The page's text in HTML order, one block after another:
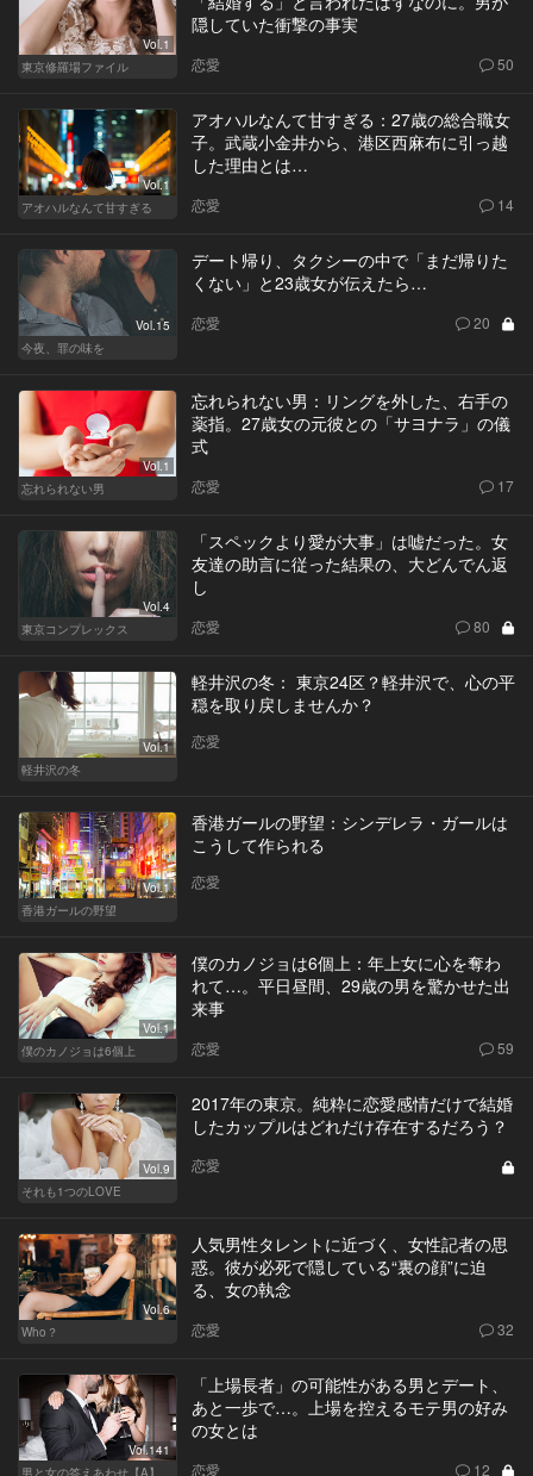
Vol.1
東京修羅場ファイル
隠していた衝撃の事実
恋愛 50
Vol.1
アオハルなんて甘すぎる
アオハルなんて甘すぎる：27歳の総合職女
子。武蔵小金井から、港区西麻布に引っ越
した理由とは…
恋愛 14
Vol.15
今夜、罪の味を
デート帰り、タクシーの中で「まだ帰りた
くない」と23歳女が伝えたら…
恋愛 20
Vol.1
忘れられない男
忘れられない男：リングを外した、右手の
薬指。27歳女の元彼との「サヨナラ」の儀
式
恋愛 17
Vol.4
東京コンプレックス
「スペックより愛が大事」は嘘だった。女
友達の助言に従った結果の、大どんでん返
し
恋愛 80
Vol.1
軽井沢の冬
軽井沢の冬： 東京24区？軽井沢で、心の平
穏を取り戻しませんか？
恋愛
Vol.1
香港ガールの野望
香港ガールの野望：シンデレラ・ガールは
こうして作られる
恋愛
Vol.1
僕のカノジョは6個上
僕のカノジョは6個上：年上女に心を奪わ
れて…。平日昼間、29歳の男を驚かせた出
来事
恋愛 59
Vol.9
それも1つのLOVE
2017年の東京。純粋に恋愛感情だけで結婚
したカップルはどれだけ存在するだろう？
恋愛
Vol.6
Who？
人気男性タレントに近づく、女性記者の思
惑。彼が必死で隠している“裏の顔”に迫
る、女の執念
恋愛 32
Vol.141
「上場長者」の可能性がある男とデート、
あと一歩で…。上場を控えるモテ男の好み
の女とは
恋愛 12